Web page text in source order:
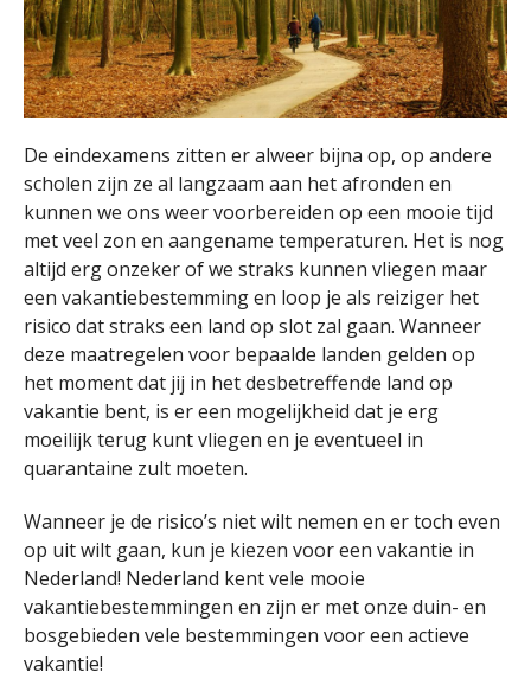
De eindexamens zitten er alweer bijna op, op andere
scholen zijn ze al langzaam aan het afronden en
kunnen we ons weer voorbereiden op een mooie tijd
met veel zon en aangename temperaturen. Het is nog
altijd erg onzeker of we straks kunnen vliegen maar
een vakantiebestemming en loop je als reiziger het
risico dat straks een land op slot zal gaan. Wanneer
deze maatregelen voor bepaalde landen gelden op
het moment dat jij in het desbetreffende land op
vakantie bent, is er een mogelijkheid dat je erg
moeilijk terug kunt vliegen en je eventueel in
quarantaine zult moeten.
Wanneer je de risico’s niet wilt nemen en er toch even
op uit wilt gaan, kun je kiezen voor een vakantie in
Nederland! Nederland kent vele mooie
vakantiebestemmingen en zijn er met onze duin- en
bosgebieden vele bestemmingen voor een actieve
vakantie!